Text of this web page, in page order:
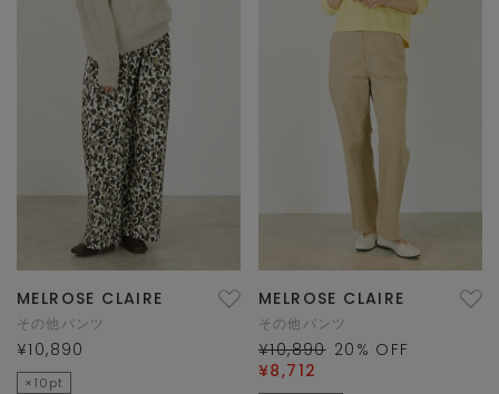
MELROSE CLAIRE
その他パンツ
¥10,890
×10pt
MELROSE CLAIRE
その他パンツ
¥10,890 20 % OFF
¥8,712